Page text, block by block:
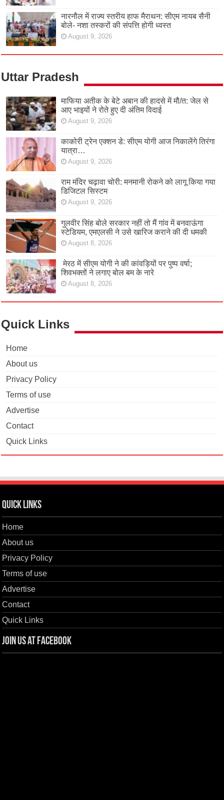
नारनौल में राज्य स्तरीय हाफ मैराथन: सीएम नायब सैनी
बोले- नशा तस्करों की संपत्ति होगी ध्वस्त
August 9, 2026
Uttar Pradesh
माफिया अतीक के बेटे अबान की हादसे में मौ/त: जेल से
आए भाइयों ने रोते हुए दी अंतिम विदाई
August 9, 2026
काकोरी ट्रेन एक्शन डे: सीएम योगी आज निकालेंगे तिरंगा
यात्रा…
August 9, 2026
राम मंदिर चढ़ावा चोरी: मनमानी रोकने को लागू किया गया
डिजिटल सिस्टम
August 9, 2026
गुलवीर सिंह बोले सरकार नहीं तो मैं गांव में बनवाऊंगा
स्टेडियम, एमएलसी ने उसे खारिज कराने की दी धमकी
August 8, 2026
मेरठ में सीएम योगी ने की कांवड़ियों पर पुष्प वर्षा;
शिवभक्तों ने लगाए बोल बम के नारे
August 8, 2026
Quick Links
Home
About us
Privacy Policy
Terms of use
Advertise
Contact
Quick Links
Quick Links
Home
About us
Privacy Policy
Terms of use
Advertise
Contact
Quick Links
Join us at Facebook